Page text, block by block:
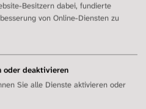
Besitzern dabei, fundierte
von Online-Diensten zu
oder deaktivieren
Sie alle Dienste aktivieren oder